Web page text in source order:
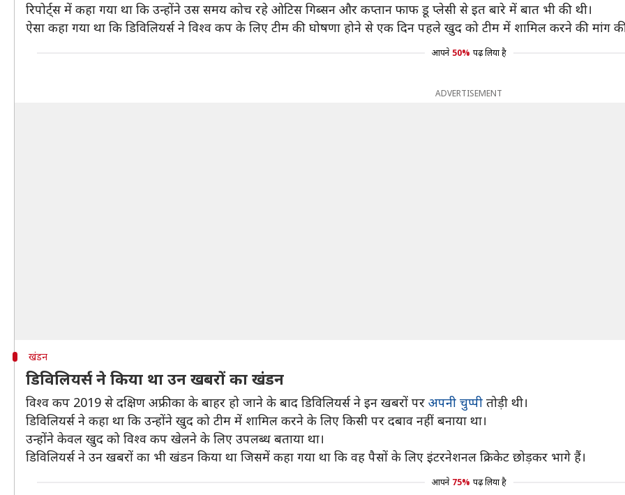
रिपोर्ट्स में कहा गया था कि उन्होंने उस समय कोच रहे ओटिस गिब्सन और कप्तान फाफ डू प्लेसी से इत बारे में बात भी की थी।
ऐसा कहा गया था कि डिविलियर्स ने विश्व कप के लिए टीम की घोषणा होने से एक दिन पहले खुद को टीम में शामिल करने की मांग
आपने 50% पढ़ लिया है
ADVERTISEMENT
खंडन
डिविलियर्स ने किया था उन खबरों का खंडन
विश्व कप 2019 से दक्षिण अफ्रीका के बाहर हो जाने के बाद डिविलियर्स ने इन खबरों पर अपनी चुप्पी तोड़ी थी।
डिविलियर्स ने कहा था कि उन्होंने खुद को टीम में शामिल करने के लिए किसी पर दबाव नहीं बनाया था।
उन्होंने केवल खुद को विश्व कप खेलने के लिए उपलब्ध बताया था।
डिविलियर्स ने उन खबरों का भी खंडन किया था जिसमें कहा गया था कि वह पैसों के लिए इंटरनेशनल क्रिकेट छोड़कर भागे हैं।
आपने 75% पढ़ लिया है